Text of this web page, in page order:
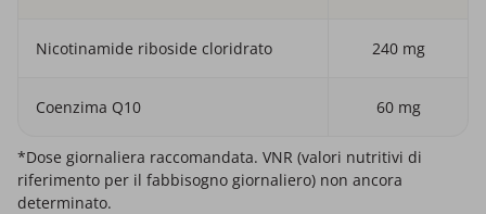
Nicotinamide riboside cloridrato 240 mg
Coenzima Q10 60 mg
*Dose giornaliera raccomandata. VNR (valori nutritivi di
riferimento per il fabbisogno giornaliero) non ancora
determinato.